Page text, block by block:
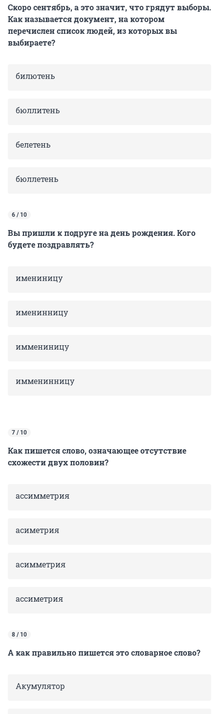
Скоро сентябрь, а это значит, что грядут выборы.
Как называется документ, на котором
перечислен список людей, из которых вы
выбираете?
билютень
бюллитень
белетень
бюллетень
6 / 10
Вы пришли к подруге на день рождения. Кого
будете поздравлять?
имениницу
именинницу
иммениницу
имменинницу
7 / 10
Как пишется слово, означающее отсутствие
схожести двух половин?
ассимметрия
асиметрия
асимметрия
ассиметрия
8 / 10
А как правильно пишется это словарное слово?
Акумулятор